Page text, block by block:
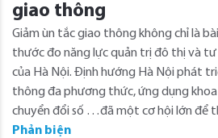
giao thông
Giảm ùn tắc giao thông không chỉ là
thước đo năng lực quản trị đô thị và
của Hà Nội. Định hướng Hà Nội phát
thông đa phương thức, ứng dụng
chuyển đổi số …đã một cơ hội lớn để
Phản biện